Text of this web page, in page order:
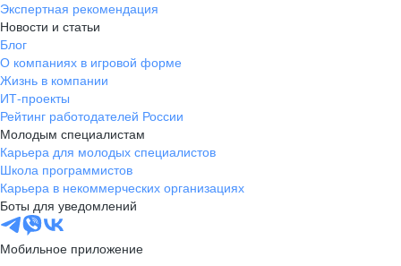
Экспертная рекомендация
Новости и статьи
Блог
О компаниях в игровой форме
Жизнь в компании
ИТ-проекты
Рейтинг работодателей России
Молодым специалистам
Карьера для молодых специалистов
Школа программистов
Карьера в некоммерческих организациях
Боты для уведомлений
Мобильное приложение